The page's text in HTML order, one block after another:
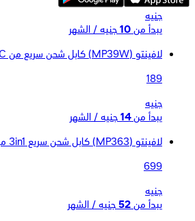
جنيه
يبدأ من 10 جنيه / الشهر
لافينتو (MP39W) كابل شحن سريع من USB-C الي USB-C طوله 1 متر - أبيض
189
جنيه
يبدأ من 14 جنيه / الشهر
لافينتو (MP363) كابل شحن سريع 3in1 من USB-C الي USB-C مزدوج و لايتنينج طوله 3 متر- أسود
699
جنيه
يبدأ من 52 جنيه / الشهر